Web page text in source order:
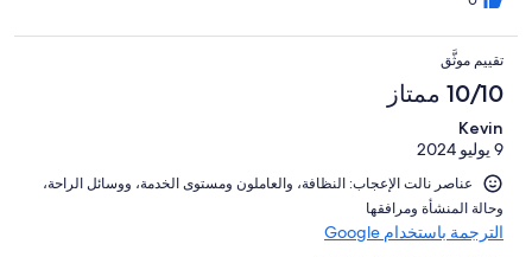
تقييم موثَّق
10/10 ممتاز
Kevin
9 يوليو 2024
عناصر نالت الإعجاب: ⁦النظافة⁩، و⁦العاملون ومستوى الخدمة⁩، و⁦وسائل الراحة⁩،
و⁦حالة المنشأة ومرافقها⁩
الترجمة باستخدام Google